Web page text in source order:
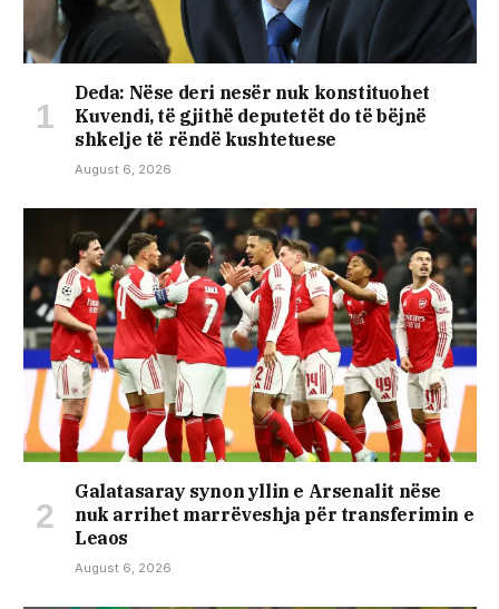
Deda: Nëse deri nesër nuk konstituohet
Kuvendi, të gjithë deputetët do të bëjnë
shkelje të rëndë kushtetuese
August 6, 2026
Galatasaray synon yllin e Arsenalit nëse
nuk arrihet marrëveshja për transferimin e
Leaos
August 6, 2026